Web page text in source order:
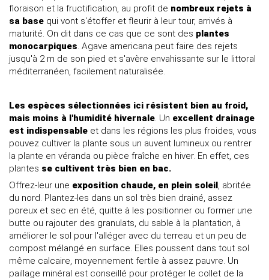
floraison et la fructification, au profit de nombreux rejets à
sa base qui vont s'étoffer et fleurir à leur tour, arrivés à
maturité. On dit dans ce cas que ce sont des plantes
monocarpiques . Agave americana peut faire des rejets
jusqu'à 2 m de son pied et s'avère envahissante sur le littoral
méditerranéen, facilement naturalisée.
Les espèces sélectionnées ici résistent bien au froid,
mais moins à l'humidité hivernale. Un excellent drainage
est indispensable et dans les régions les plus froides, vous
pouvez cultiver la plante sous un auvent lumineux ou rentrer
la plante en véranda ou pièce fraîche en hiver. En effet, ces
plantes se cultivent très bien en bac.
Offrez-leur une exposition chaude, en plein soleil , abritée
du nord. Plantez-les dans un sol très bien drainé, assez
poreux et sec en été, quitte à les positionner ou former une
butte ou rajouter des granulats, du sable à la plantation, à
améliorer le sol pour l'alléger avec du terreau et un peu de
compost mélangé en surface. Elles poussent dans tout sol
même calcaire, moyennement fertile à assez pauvre. Un
paillage minéral est conseillé pour protéger le collet de la